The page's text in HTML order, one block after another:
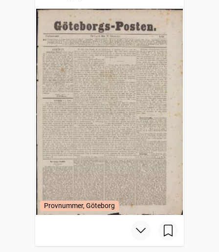
Provnummer, Göteborg